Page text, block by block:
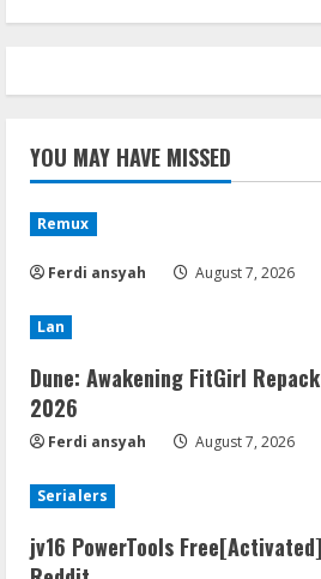
YOU MAY HAVE MISSED
Remux
Ferdi ansyah August 7, 2026
Lan
Dune: Awakening FitGirl
2026
Ferdi ansyah August 7, 2026
Serialers
jv16 PowerTools